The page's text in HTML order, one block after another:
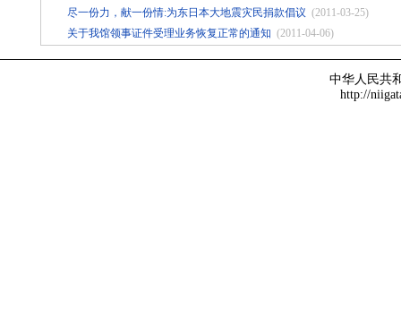
尽一份力，献一份情:为东日本大地震灾民捐款倡议 (2011-03-25)
关于我馆领事证件受理业务恢复正常的通知 (2011-04-06)
中华人民共
http://